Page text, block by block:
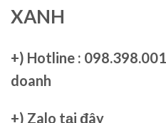
XANH
+) Hotline :
doanh
+) Zalo tại đây